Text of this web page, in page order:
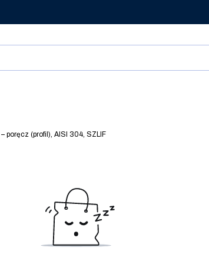
poręcz (profil), AISI 304, SZLIF